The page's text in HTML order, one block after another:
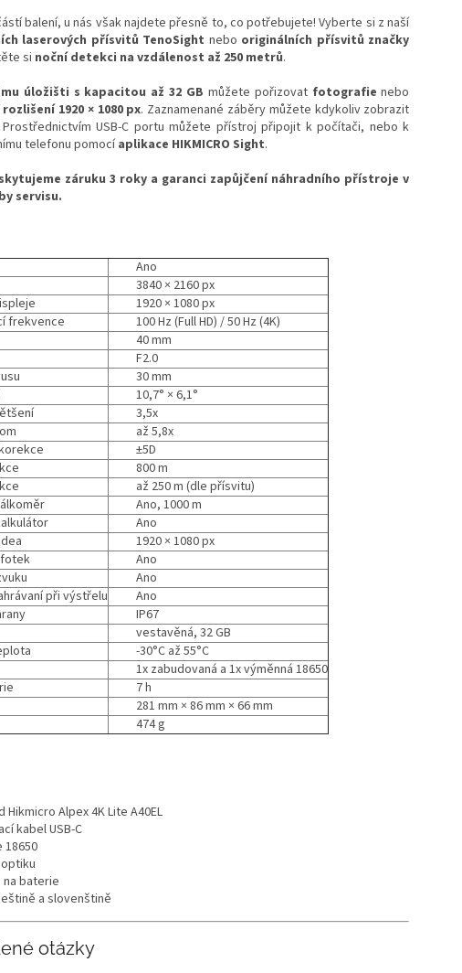
balení, u nás však najdete přesně to, co potřebujete! Vyberte si z naší
laserových přísvitů TenoSight nebo originálních přísvitů značky
si noční detekci na vzdálenost až 250 metrů.
úložišti s kapacitou až 32 GB můžete pořizovat fotografie nebo
1920 × 1080 px. Zaznamenané záběry můžete kdykoliv zobrazit
USB-C portu můžete přístroj připojit k počítači, nebo k
telefonu pomocíaplikace HIKMICRO Sight.
záruku 3 roky a garanci zapůjčení náhradního přístroje v
servisu.
Ano
3840 × 2160 px
1920 × 1080 px
frekvence
100 Hz (Full HD) / 50 Hz (4K)
40 mm
F2.0
30 mm
10,7° × 6,1°
3,5x
až 5,8x
±5D
800 m
až 250 m (dle přísvitu)
Ano, 1000 m
Ano
1920 × 1080 px
Ano
Ano
při výstřelu
Ano
IP67
vestavěná, 32 GB
-30°C až 55°C
1x zabudovaná a 1x výměnná 18650
7 h
281 mm × 86 mm × 66 mm
474 g
Hikmicro Alpex 4K Lite A40EL
kabel USB-C
18650
na baterie
a slovenštině
otázky